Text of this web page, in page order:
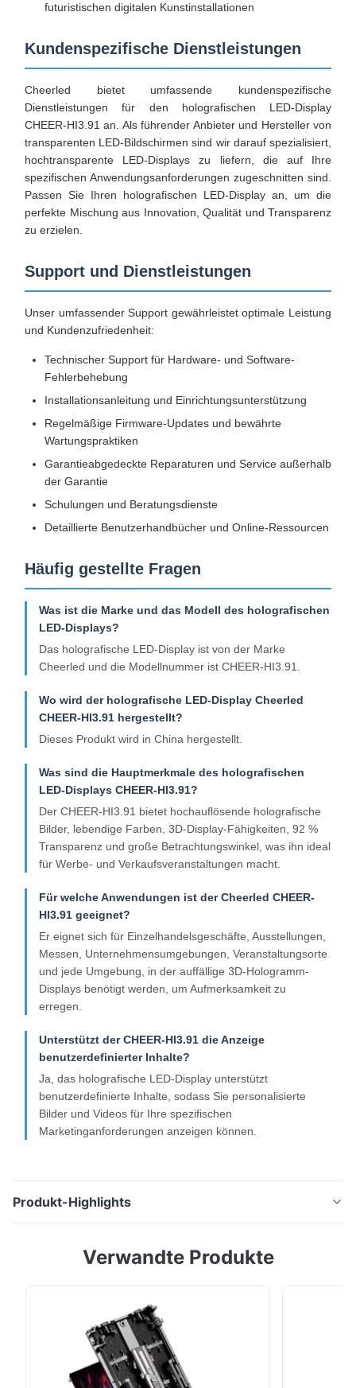
futuristischen digitalen Kunstinstallationen
Kundenspezifische Dienstleistungen
Cheerled bietet umfassende kundenspezifische
Dienstleistungen für den holografischen LED-Display
CHEER-HI3.91 an. Als führender Anbieter und Hersteller von
transparenten LED-Bildschirmen sind wir darauf spezialisiert,
hochtransparente LED-Displays zu liefern, die auf Ihre
spezifischen Anwendungsanforderungen zugeschnitten sind.
Passen Sie Ihren holografischen LED-Display an, um die
perfekte Mischung aus Innovation, Qualität und Transparenz
zu erzielen.
Support und Dienstleistungen
Unser umfassender Support gewährleistet optimale Leistung
und Kundenzufriedenheit:
Technischer Support für Hardware- und Software-
Fehlerbehebung
Installationsanleitung und Einrichtungsunterstützung
Regelmäßige Firmware-Updates und bewährte
Wartungspraktiken
Garantieabgedeckte Reparaturen und Service außerhalb
der Garantie
Schulungen und Beratungsdienste
Detaillierte Benutzerhandbücher und Online-Ressourcen
Häufig gestellte Fragen
Was ist die Marke und das Modell des holografischen
LED-Displays?
Das holografische LED-Display ist von der Marke
Cheerled und die Modellnummer ist CHEER-HI3.91.
Wo wird der holografische LED-Display Cheerled
CHEER-HI3.91 hergestellt?
Dieses Produkt wird in China hergestellt.
Was sind die Hauptmerkmale des holografischen
LED-Displays CHEER-HI3.91?
Der CHEER-HI3.91 bietet hochauflösende holografische
Bilder, lebendige Farben, 3D-Display-Fähigkeiten, 92 %
Transparenz und große Betrachtungswinkel, was ihn ideal
für Werbe- und Verkaufsveranstaltungen macht.
Für welche Anwendungen ist der Cheerled CHEER-
HI3.91 geeignet?
Er eignet sich für Einzelhandelsgeschäfte, Ausstellungen,
Messen, Unternehmensumgebungen, Veranstaltungsorte
und jede Umgebung, in der auffällige 3D-Hologramm-
Displays benötigt werden, um Aufmerksamkeit zu
erregen.
Unterstützt der CHEER-HI3.91 die Anzeige
benutzerdefinierter Inhalte?
Ja, das holografische LED-Display unterstützt
benutzerdefinierte Inhalte, sodass Sie personalisierte
Bilder und Videos für Ihre spezifischen
Marketinganforderungen anzeigen können.
Produkt-Highlights
3,91 mm Pixelabstand, 3840 Hz Bildwiederholfrequenz
Betrachtungswinkeln von 140°/120° und anpassbaren
Inhaltsoptionen.
Verwandte Produkte